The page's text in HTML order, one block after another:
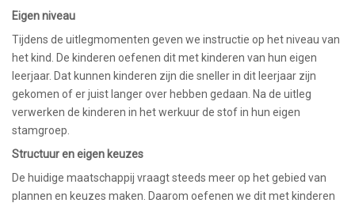
Eigen niveau
Tijdens de uitlegmomenten geven we instructie op het niveau van
het kind. De kinderen oefenen dit met kinderen van hun eigen
leerjaar. Dat kunnen kinderen zijn die sneller in dit leerjaar zijn
gekomen of er juist langer over hebben gedaan. Na de uitleg
verwerken de kinderen in het werkuur de stof in hun eigen
stamgroep.
Structuur en eigen keuzes
De huidige maatschappij vraagt steeds meer op het gebied van
plannen en keuzes maken. Daarom oefenen we dit met kinderen